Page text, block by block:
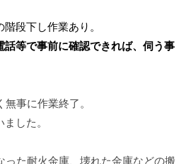
段下し作業あり。
等で事前に確認できれば、伺う事
事に作業終了。
した。
った耐火金庫、壊れた金庫などの搬